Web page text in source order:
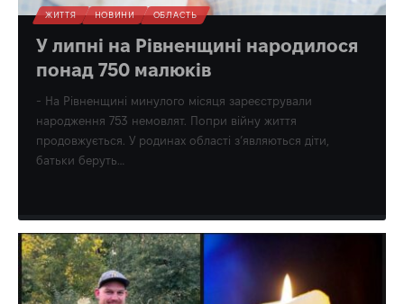
ЖИТТЯ НОВИНИ ОБЛАСТЬ
У липні на Рівненщині народилося
понад 750 малюків
- На Рівненщині минулого місяця зареєстрували
народження 753 немовлят. Попри війну життя
продовжується. У родинах області з’являються діти,
батьки беруть…